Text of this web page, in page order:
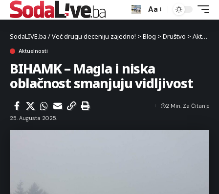
Aa
SodaLIVE.ba / Već drugu deceniju zajedno! > Blog > Društvo > Aktuelnosti
Aktuelnosti
BIHAMK – Magla i niska
oblačnost smanjuju vidljivost
25. Augusta 2025.
2 Min. Za Čitanje